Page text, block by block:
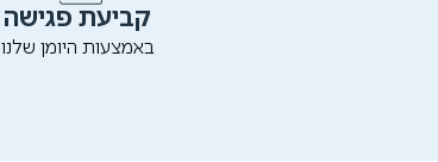
קביעת פגישה
באמצעות היומן שלנו